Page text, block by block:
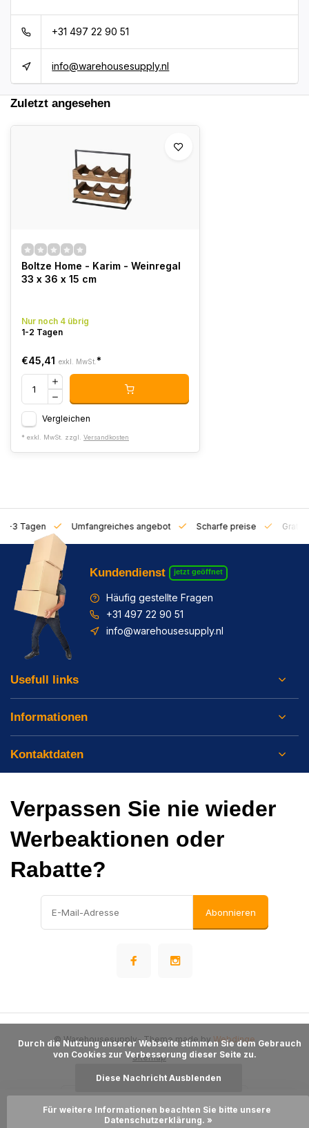
Zum Warenkorb hinzufügen
+31 497 22 90 51
info@warehousesupply.nl
Zuletzt angesehen
Boltze Home - Karim - Weinregal
33 x 36 x 15 cm
Nur noch 4 übrig
1-2 Tagen
€45,41 exkl. MwSt. *
Vergleichen
* exkl. MwSt. zzgl. Versandkosten
1-3 Tagen Umfangreiches angebot Scharfe preise Gratis
Kundendienst jetzt geöffnet
Häufig gestellte Fragen
+31 497 22 90 51
info@warehousesupply.nl
Usefull links
Informationen
Kontaktdaten
Verpassen Sie nie wieder
Werbeaktionen oder
Rabatte?
Abonnieren
Sitemap
© Warehousesupply- Theme made by Webdinge
von Cookies zur Verbesserung dieser Seite zu.
Diese Nachricht Ausblenden
Für weitere Informationen beachten Sie bitte unsere
Datenschutzerklärung. »